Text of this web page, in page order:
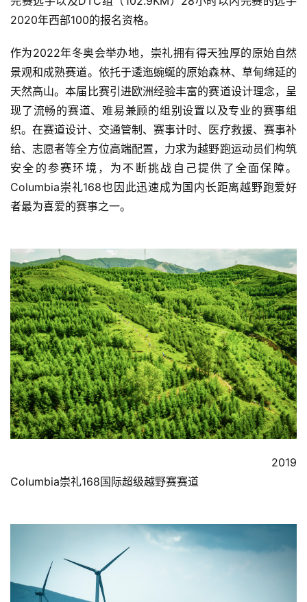
2020年西部100的报名资格。
作为2022年冬奥会举办地，崇礼拥有得天独厚的原始自然
景观和成熟赛道。依托于逶迤蜿蜒的原始森林、草甸绵延的
天然高山。本届比赛引进欧洲经验丰富的赛道设计理念，呈
现了流畅的赛道、难易兼顾的组别设置以及专业的赛事组
织。在赛道设计、交通管制、赛事计时、医疗救援、赛事补
给、志愿者等全方位高端配置，力求为越野跑运动员们构筑
安全的参赛环境，为不断挑战自己提供了全面保障。
Columbia崇礼168也因此迅速成为国内长距离越野跑爱好
者最为喜爱的赛事之一。
2019
Columbia崇礼168国际超级越野赛赛道